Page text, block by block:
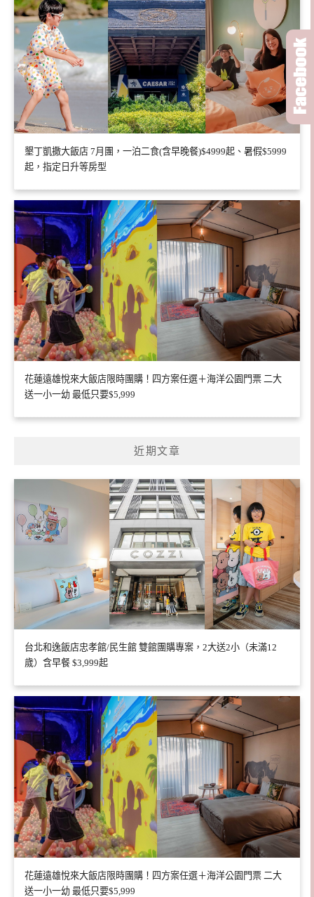
墾丁凱撒大飯店 7月團，一泊二食(含早晚餐)$4999起、暑假$5999
起，指定日升等房型
花蓮遠雄悅來大飯店限時團購！四方案任選＋海洋公園門票 二大
送一小一幼 最低只要$5,999
近期文章
台北和逸飯店忠孝館/民生館 雙館團購專案，2大送2小（未滿12
歲）含早餐 $3,999起
花蓮遠雄悅來大飯店限時團購！四方案任選＋海洋公園門票 二大
送一小一幼 最低只要$5,999